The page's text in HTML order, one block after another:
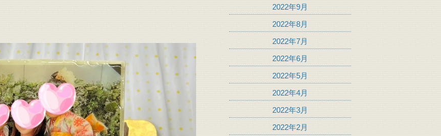
2022年9月
2022年8月
2022年7月
2022年6月
2022年5月
2022年4月
2022年3月
2022年2月